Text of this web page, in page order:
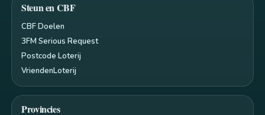
Steun en CBF
CBF Doelen
3FM Serious Request
Postcode Loterij
VriendenLoterij
Provincies